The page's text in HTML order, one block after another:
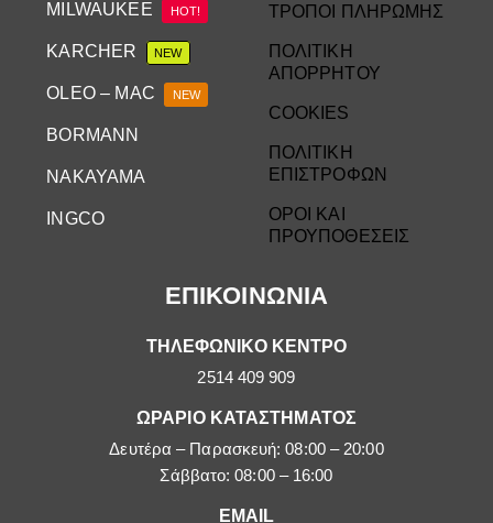
ΕΠΙΚΟΙΝΩΝΙΑ
ΤΗΛΕΦΩΝΙΚΟ ΚΕΝΤΡΟ
2514 409 909
ΩΡΑΡΙΟ ΚΑΤΑΣΤΗΜΑΤΟΣ
Δευτέρα – Παρασκευή: 08:00 – 20:00
Σάββατο: 08:00 – 16:00
EMAIL
MILWAUKEE HOT!
KARCHER NEW
OLEO – MAC NEW
BORMANN
NAKAYAMA
INGCO
ΤΡΟΠΟΙ ΠΛΗΡΩΜΗΣ
ΠΟΛΙΤΙΚΗ
ΑΠΟΡΡΗΤΟΥ
COOKIES
ΠΟΛΙΤΙΚΗ
ΕΠΙΣΤΡΟΦΩΝ
ΟΡΟΙ ΚΑΙ
ΠΡΟΥΠΟΘΕΣΕΙΣ